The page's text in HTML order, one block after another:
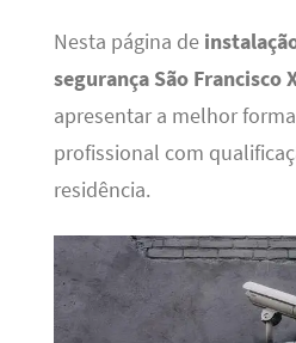
Nesta página de
segurança São Francisco
apresentar a melhor
profissional com
residência.